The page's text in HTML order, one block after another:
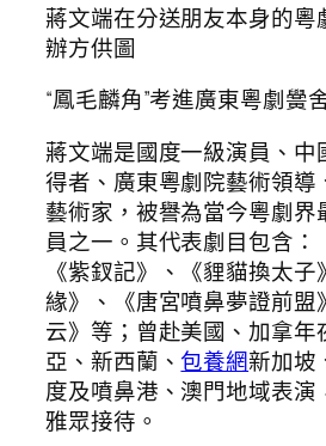
蔣文端在分送朋友本身的粵
辦方供圖
“鳳毛麟角”考進廣東粵劇黌
蔣文端是國度一級演員、中
得者、廣東粵劇院藝術領導
藝術家，被譽為當今粵劇界
員之一。其代表劇目包含：
《紫釵記》、《貍貓換太
緣》、《唐宮噴鼻夢證前盟
云》等；曾赴美國、加拿年
亞、新西蘭、包養網新加坡
度及噴鼻港、澳門地域表演
雅眾接待。